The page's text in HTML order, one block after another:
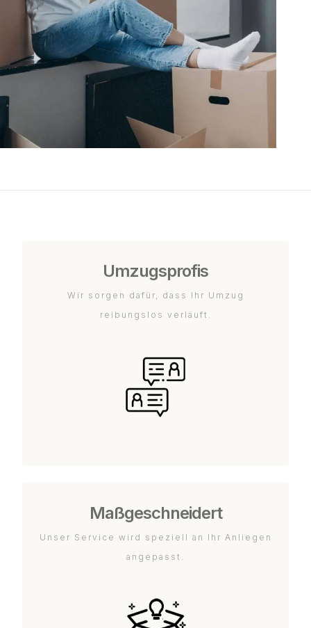
Umzugsprofis
Wir sorgen dafür, dass Ihr Umzug
reibungslos verläuft.
Maßgeschneidert
Unser Service wird speziell an Ihr Anliegen
angepasst.